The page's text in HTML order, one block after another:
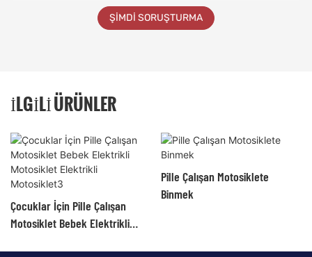
ŞIMDI SORUŞTURMA
İLGILI ÜRÜNLER
Çocuklar İçin Pille Çalışan
Motosiklet Bebek Elektrikli
Pille Çalışan Motosiklete
Binmek